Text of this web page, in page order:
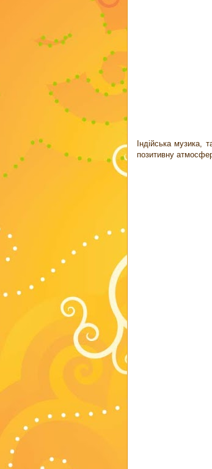
Індійська музика,
позитивну